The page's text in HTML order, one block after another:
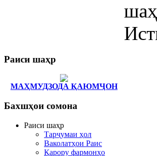
Раиси шаҳр
МАҲМУДЗОДА ҚАЮМҶОН
Бахшҳои сомона
Раиси шаҳр
Тарҷумаи ҳол
Ваколатҳои Раис
Қарору фармонҳо